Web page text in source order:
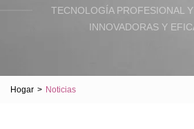
TECNOLOGÍA PROFESIONAL
INNOVADORAS Y
Hogar > Noticias